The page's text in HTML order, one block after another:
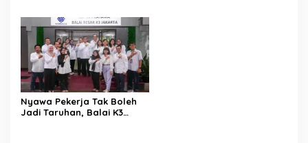
Nyawa Pekerja Tak Boleh
Jadi Taruhan, Balai K3